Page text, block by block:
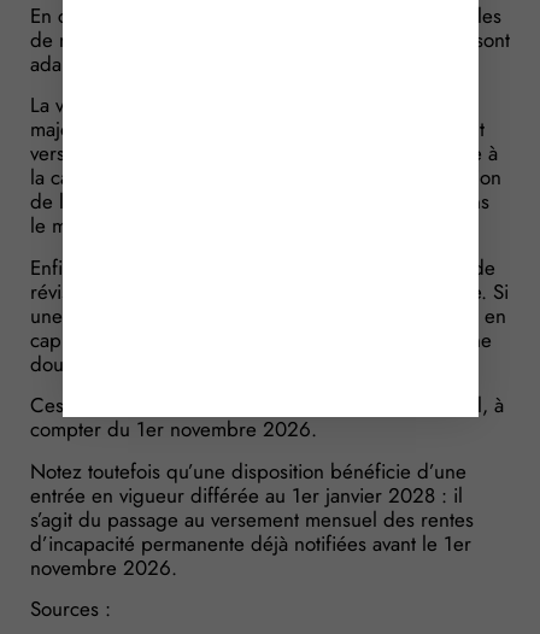
En cas de faute inexcusable de l’employeur, les règles
de majoration à cette nouvelle indemnisation duale sont
adaptées.
La victime peut demander que le montant de la
majoration de la part fonctionnelle soit intégralement
versé en capital. Cette demande doit être présentée à
la caisse dans un délai de 6 mois suivant la notification
de la rente majorée. Le capital est ensuite versé dans
le mois suivant l’expiration de ce délai.
Enfin, des règles particulières sont prévues en cas de
révision ultérieure du taux d’incapacité fonctionnelle. Si
une partie de la part fonctionnelle a déjà été versée en
capital, ce capital est pris en compte afin d’éviter une
double indemnisation lors du recalcul de la rente.
Ces nouvelles règles s’appliqueront, pour l’essentiel, à
compter du 1er novembre 2026.
Notez toutefois qu’une disposition bénéficie d’une
entrée en vigueur différée au 1er janvier 2028 : il
s’agit du passage au versement mensuel des rentes
d’incapacité permanente déjà notifiées avant le 1er
novembre 2026.
Sources :